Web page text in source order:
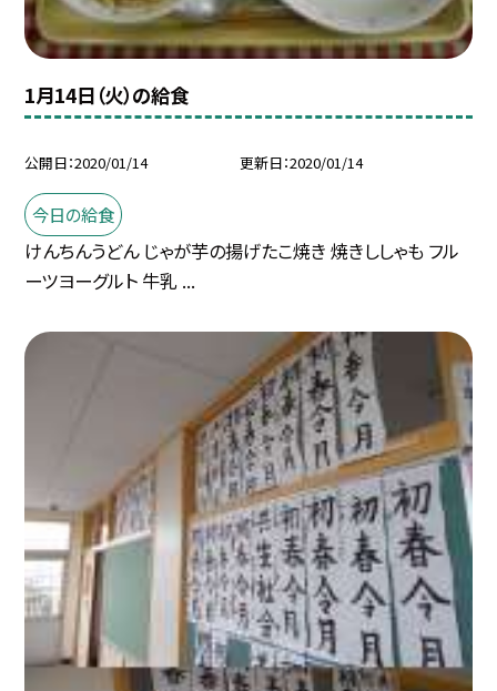
1月14日（火）の給食
公開日 2020/01/14 更新日 2020/01/14
今日の給食
けんちんうどん じゃが芋の揚げたこ焼き 焼きししゃも フル
ーツヨーグルト 牛乳 ...